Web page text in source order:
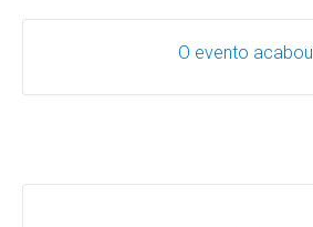
O evento acabou.